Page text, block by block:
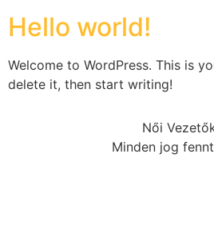
Hello world!
Welcome to WordPress. This is
delete it, then start writing!
Női
Minden jog